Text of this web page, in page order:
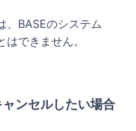
、BASEのシステム
はできません。
ャンセルしたい場合